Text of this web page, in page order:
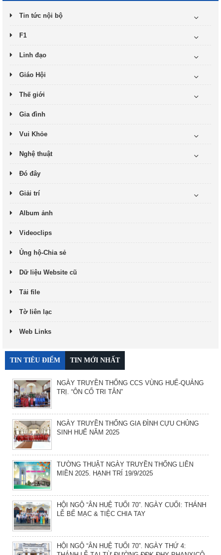
Tin tức nội bộ
F1
Linh đạo
Giáo Hội
Thế giới
Gia đình
Vui Khỏe
Nghệ thuật
Đó đây
Giải trí
Album ảnh
Videoclips
Ủng hộ-Chia sẻ
Dữ liệu Website cũ
Tải file
Tờ liên lạc
Web Links
TIN TIÊU ĐIỂM TIN MỚI NHẤT
NGÀY TRUYỀN THỐNG CCS VÙNG HUẾ-QUẢNG
TRỊ. “ÔN CỐ TRI TÂN”
NGÀY TRUYỀN THỐNG GIA ĐÌNH CỰU CHỦNG
SINH HUẾ NĂM 2025
TƯỜNG THUẬT NGÀY TRUYỀN THỐNG LIÊN
MIỀN 2025. HẠNH TRÍ 19/9/2025
HỘI NGỘ “ÂN HUỆ TUỔI 70”. NGÀY CUỐI: THÁNH
LỄ BẾ MẠC & TIỆC CHIA TAY
HỘI NGỘ “ÂN HUỆ TUỔI 70”. NGÀY THỨ 4: